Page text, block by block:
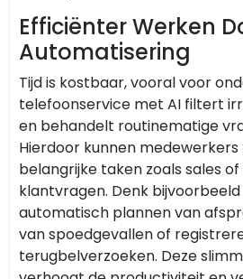
Efficiënter Werken
Automatisering
Tijd is kostbaar, vooral voor
telefoonservice met AI filtert
en behandelt routinematige
Hierdoor kunnen
belangrijke taken zoals sales
klantvragen. Denk
automatisch plannen van
van spoedgevallen of
terugbelverzoeken. Deze